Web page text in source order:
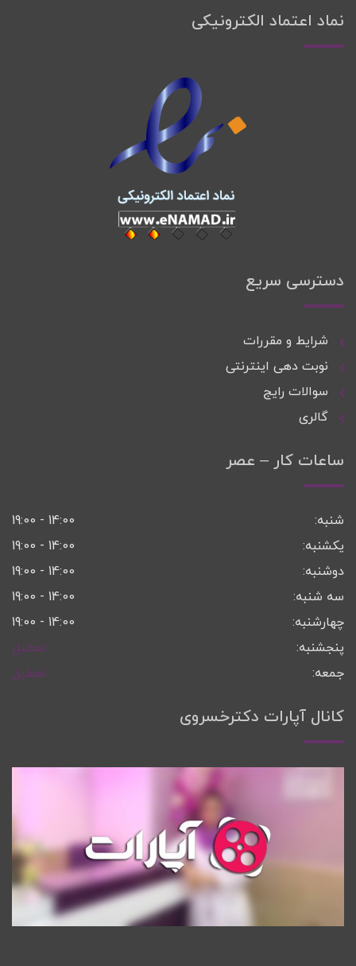
نماد اعتماد الکترونیکی
دسترسی سریع
شرایط و مقررات
نوبت دهی اینترنتی
سوالات رایج
گالری
ساعات کار – عصر
شنبه:
14:00 - 19:00
یکشنبه:
14:00 - 19:00
دوشنبه:
14:00 - 19:00
سه شنبه:
14:00 - 19:00
چهارشنبه:
14:00 - 19:00
پنجشنبه:
تعطیل
جمعه:
تعطیل
کانال آپارات دکترخسروی